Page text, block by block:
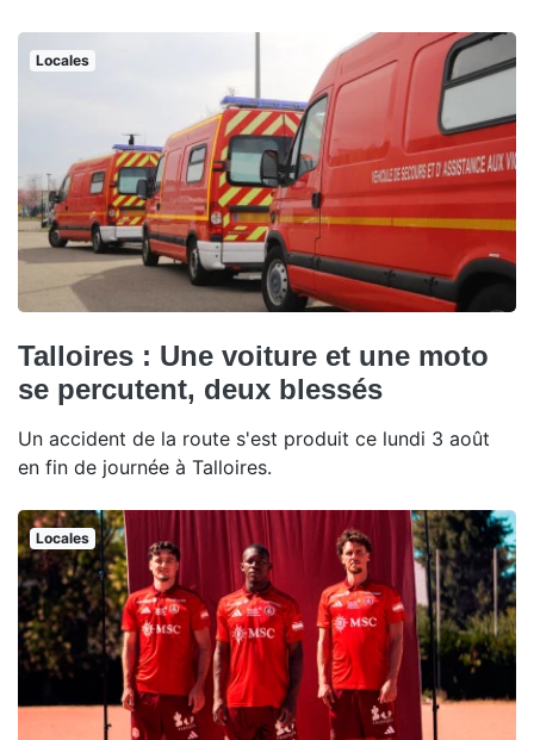
Locales
Talloires : Une voiture et une moto
se percutent, deux blessés
Un accident de la route s'est produit ce lundi 3 août
en fin de journée à Talloires.
Locales